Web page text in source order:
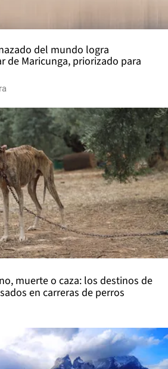
del mundo logra
de Maricunga, priorizado para
muerte o caza: los destinos de
en carreras de perros